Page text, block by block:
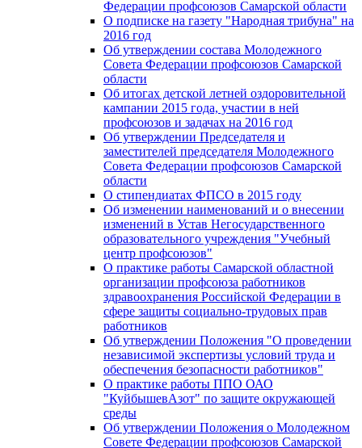
Федерации профсоюзов Самарской области
О подписке на газету "Народная трибуна" на
2016 год
Об утверждении состава Молодежного
Совета Федерации профсоюзов Самарской
области
Об итогах детской летней оздоровительной
кампании 2015 года, участии в ней
профсоюзов и задачах на 2016 год
Об утверждении Председателя и
заместителей председателя Молодежного
Совета Федерации профсоюзов Самарской
области
О стипендиатах ФПСО в 2015 году
Об изменении наименований и о внесении
изменений в Устав Негосударственного
образовательного учреждения "Учебный
центр профсоюзов"
О практике работы Самарской областной
организации профсоюза работников
здравоохранения Российской Федерации в
сфере защиты социально-трудовых прав
работников
Об утверждении Положения "О проведении
независимой экспертизы условий труда и
обеспечения безопасности работников"
О практике работы ППО ОАО
"КуйбышевАзот" по защите окружающей
среды
Об утверждении Положения о Молодежном
Совете Федерации профсоюзов Самарской